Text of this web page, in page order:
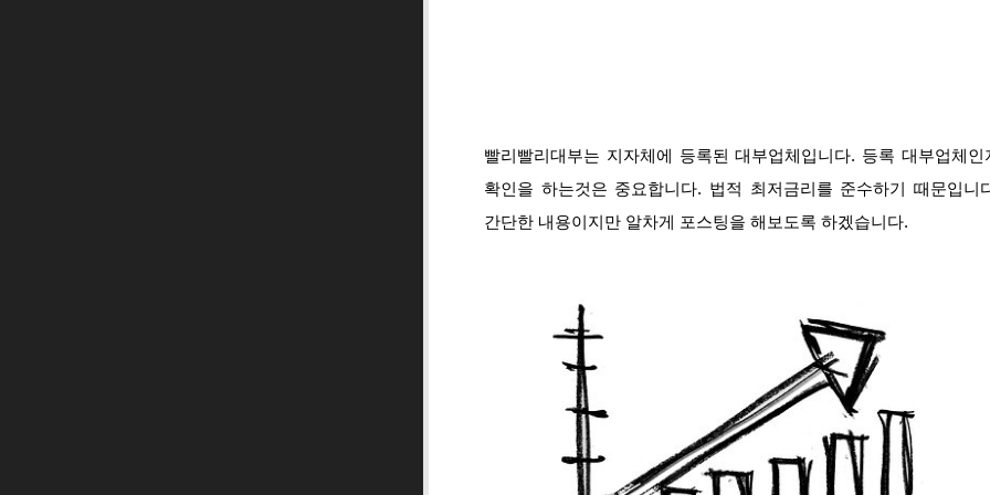
빨리빨리대부는 지자체에 등록된 대부업체입니다. 등록 대부업체인
확인을 하는것은 중요합니다. 법적 최저금리를 준수하기 때문입니
간단한 내용이지만 알차게 포스팅을 해보도록 하겠습니다.